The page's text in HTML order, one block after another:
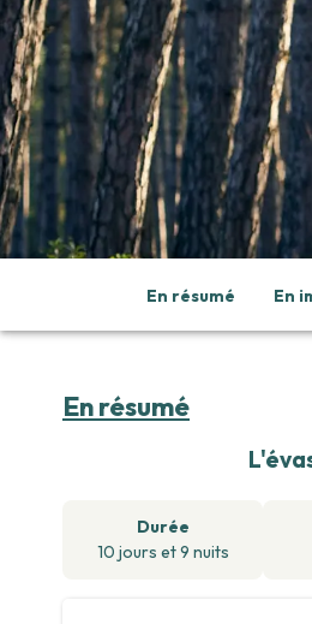
En résumé En
En résumé
Durée
10 jours et9 nuits